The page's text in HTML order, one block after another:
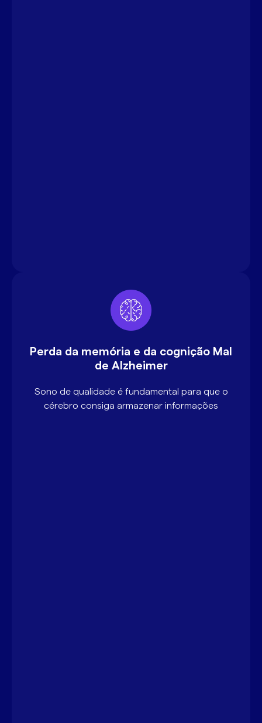
Perda da memória e da cognição Mal
de Alzheimer
Sono de qualidade é fundamental para que o
cérebro consiga armazenar informações